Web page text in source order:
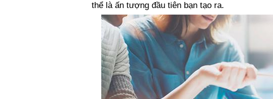
thể là ấn tượng đầu tiên bạn tạo ra.